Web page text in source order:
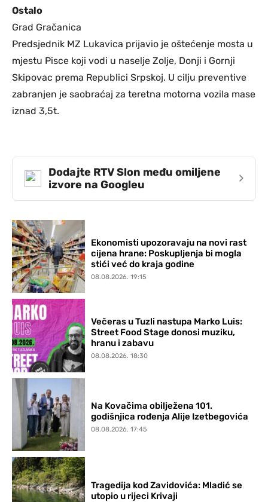
Ostalo
Grad Gračanica
Predsjednik MZ Lukavica prijavio je oštećenje mosta u
mjestu Pisce koji vodi u naselje Zolje, Donji i Gornji
Skipovac prema Republici Srpskoj. U cilju preventive
zabranjen je saobraćaj za teretna motorna vozila mase
iznad 3,5t.
Dodajte RTV Slon među omiljene
izvore na Googleu
›
Ekonomisti upozoravaju na novi rast
cijena hrane: Poskupljenja bi mogla
stići već do kraja godine
08.08.2026. 19:15
Večeras u Tuzli nastupa Marko Luis:
Street Food Stage donosi muziku,
hranu i zabavu
08.08.2026. 18:30
Na Kovačima obilježena 101.
godišnjica rođenja Alije Izetbegovića
08.08.2026. 17:45
Tragedija kod Zavidovića: Mladić se
utopio u rijeci Krivaji